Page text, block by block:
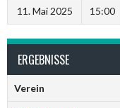
11. Mai 2025 15:00
ERGEBNISSE
Verein